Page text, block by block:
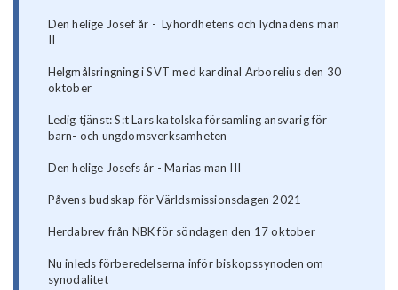
Den helige Josef år - Lyhördhetens och lydnadens man
II
Helgmålsringning i SVT med kardinal Arborelius den 30
oktober
Ledig tjänst: S:t Lars katolska församling ansvarig för
barn- och ungdomsverksamheten
Den helige Josefs år - Marias man III
Påvens budskap för Världsmissionsdagen 2021
Herdabrev från NBK för söndagen den 17 oktober
Nu inleds förberedelserna inför biskopssynoden om
synodalitet